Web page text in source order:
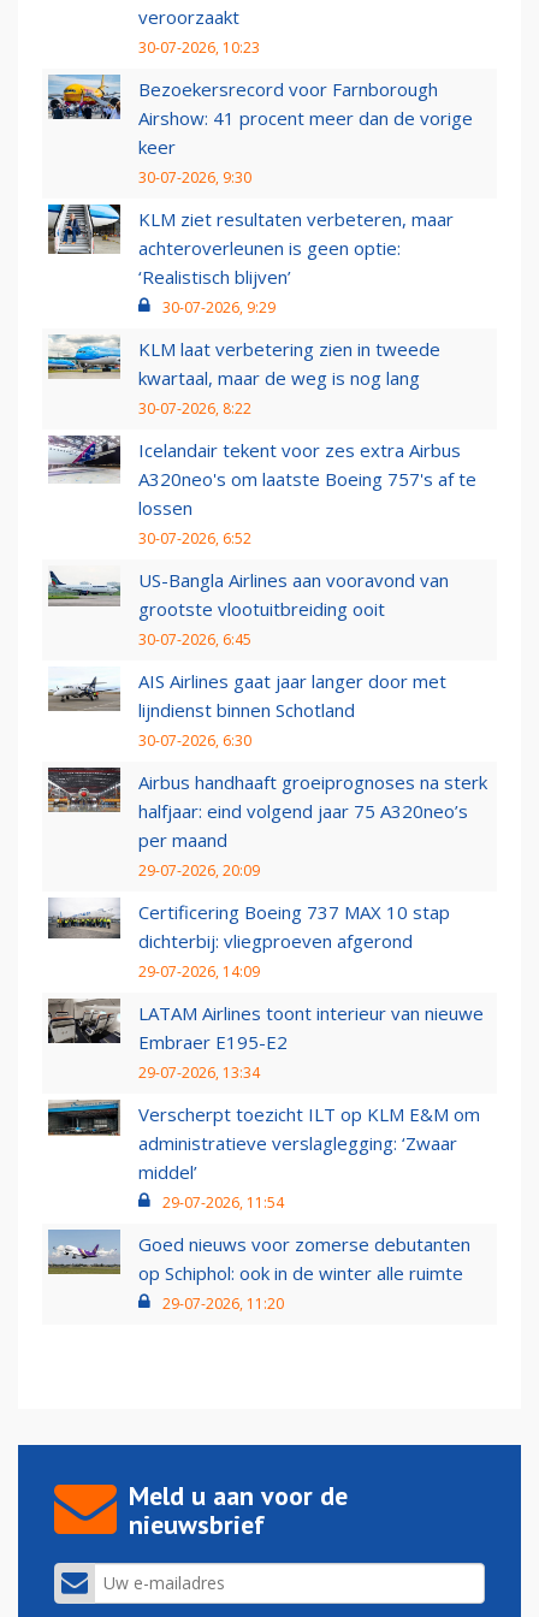
veroorzaakt
30-07-2026, 10:23
Bezoekersrecord voor Farnborough
Airshow: 41 procent meer dan de vorige
keer
30-07-2026, 9:30
KLM ziet resultaten verbeteren, maar
achteroverleunen is geen optie:
‘Realistisch blijven’
30-07-2026, 9:29
KLM laat verbetering zien in tweede
kwartaal, maar de weg is nog lang
30-07-2026, 8:22
Icelandair tekent voor zes extra Airbus
A320neo's om laatste Boeing 757's af te
lossen
30-07-2026, 6:52
US-Bangla Airlines aan vooravond van
grootste vlootuitbreiding ooit
30-07-2026, 6:45
AIS Airlines gaat jaar langer door met
lijndienst binnen Schotland
30-07-2026, 6:30
Airbus handhaaft groeiprognoses na sterk
halfjaar: eind volgend jaar 75 A320neo’s
per maand
29-07-2026, 20:09
Certificering Boeing 737 MAX 10 stap
dichterbij: vliegproeven afgerond
29-07-2026, 14:09
LATAM Airlines toont interieur van nieuwe
Embraer E195-E2
29-07-2026, 13:34
Verscherpt toezicht ILT op KLM E&M om
administratieve verslaglegging: ‘Zwaar
middel’
29-07-2026, 11:54
Goed nieuws voor zomerse debutanten
op Schiphol: ook in de winter alle ruimte
29-07-2026, 11:20
Meld u aan voor de
nieuwsbrief